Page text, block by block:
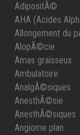
AdipositÃ©
AHA (Acides
Allongement du
AlopÃ©cie
Amas graisseux
Ambulatoire
AnalgÃ©siques
AnesthÃ©sie
AnesthÃ©siques
Angiome plan